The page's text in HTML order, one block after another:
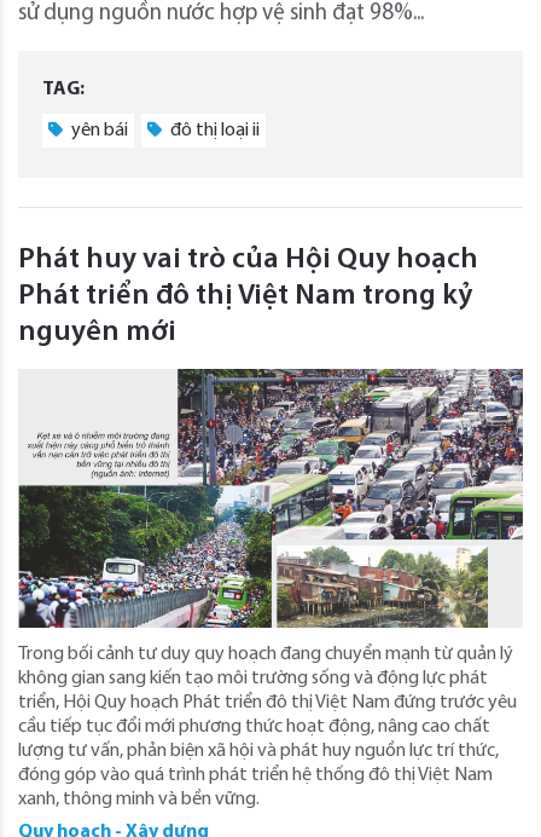
sử dụng nguồn nước hợp vệ sinh đạt 98%...
TAG:
yên bái đô thị loại ii
Phát huy vai trò của Hội Quy hoạch
Phát triển đô thị Việt Nam trong kỷ
nguyên mới
Trong bối cảnh tư duy quy hoạch đang chuyển mạnh từ quản lý
không gian sang kiến tạo môi trường sống và động lực phát
triển, Hội Quy hoạch Phát triển đô thị Việt Nam đứng trước yêu
cầu tiếp tục đổi mới phương thức hoạt động, nâng cao chất
lượng tư vấn, phản biện xã hội và phát huy nguồn lực trí thức,
đóng góp vào quá trình phát triển hệ thống đô thị Việt Nam
xanh, thông minh và bền vững.
Quy hoạch - Xây dựng